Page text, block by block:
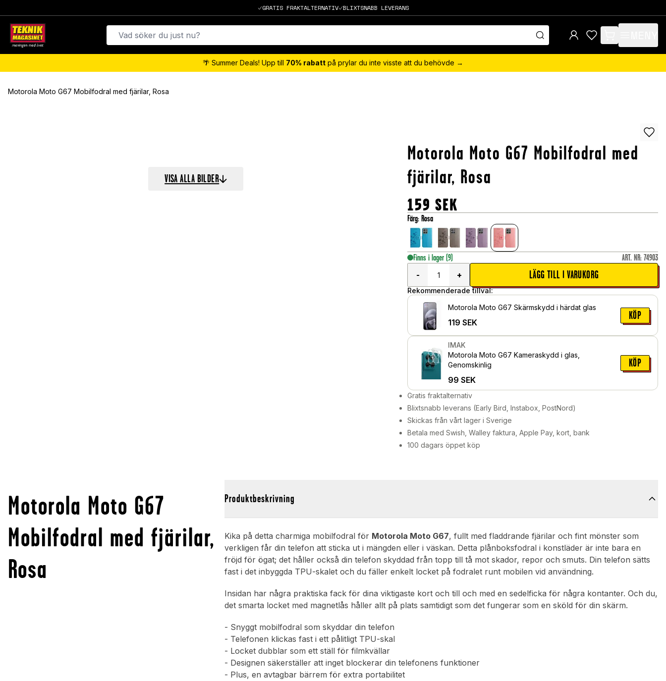
GRATIS FRAKTALTERNATIV BLIXTSNABB LEVERANS
items in cart, view
🌴 Summer Deals! Upp till 70% rabatt på prylar du inte visste att du behövde →
Motorola Moto G67 Mobilfodral med fjärilar, Rosa
VISA ALLA BILDER
Motorola Moto G67 Mobilfodral med
fjärilar, Rosa
159 SEK
Färg: Rosa
Finns i lager (9) ART. NR: 74903
-
+ LÄGG TILL I VARUKORG
Rekommenderade tillval:
Motorola Moto G67 Skärmskydd i härdat glas
119 SEK
KÖP
IMAK
Motorola Moto G67 Kameraskydd i glas,
Genomskinlig
99 SEK
KÖP
Gratis fraktalternativ
Blixtsnabb leverans (Early Bird, Instabox, PostNord)
Skickas från vårt lager i Sverige
Betala med Swish, Walley faktura, Apple Pay, kort, bank
100 dagars öppet köp
Motorola Moto G67
Mobilfodral med fjärilar,
Rosa
Produktbeskrivning
Kika på detta charmiga mobilfodral för Motorola Moto G67, fullt med fladdrande fjärilar och fint mönster som
verkligen får din telefon att sticka ut i mängden eller i väskan. Detta plånboksfodral i konstläder är inte bara en
fröjd för ögat; det håller också din telefon skyddad från topp till tå mot skador, repor och smuts. Din telefon sätts
fast i det inbyggda TPU-skalet och du fäller enkelt locket på fodralet runt mobilen vid användning.
Insidan har några praktiska fack för dina viktigaste kort och till och med en sedelficka för några kontanter. Och du,
det smarta locket med magnetlås håller allt på plats samtidigt som det fungerar som en sköld för din skärm.
- Snyggt mobilfodral som skyddar din telefon
- Telefonen klickas fast i ett pålitligt TPU-skal
- Locket dubblar som ett ställ för filmkvällar
- Designen säkerställer att inget blockerar din telefonens funktioner
- Plus, en avtagbar bärrem för extra portabilitet